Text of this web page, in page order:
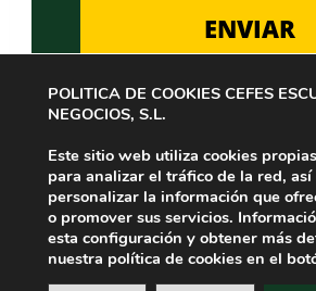
POLITICA DE COOKIES CEFES
NEGOCIOS, S.L.
Este sitio web utiliza cookies
para analizar el tráfico de la red,
personalizar la información que
o promover sus servicios.
esta configuración y obtener más
nuestra política de cookies en el